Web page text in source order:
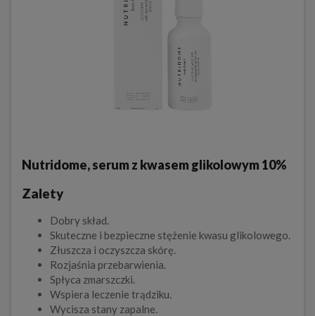
Nutridome, serum z kwasem glikolowym 10%
Zalety
Dobry skład.
Skuteczne i bezpieczne stężenie kwasu glikolowego.
Złuszcza i oczyszcza skórę.
Rozjaśnia przebarwienia.
Spłyca zmarszczki.
Wspiera leczenie trądziku.
Wycisza stany zapalne.